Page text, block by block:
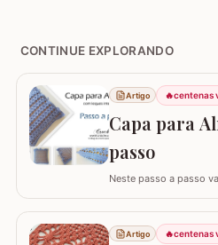
CONTINUE EXPLORANDO
Artigo 🔥centenas
Capa para
passo
Neste passo a passo
intercalados. Fiz a
seguindo o passo a
o tamanho desejado.
Artigo 🔥centenas